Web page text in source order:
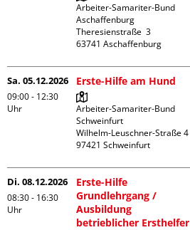
Arbeiter-Samariter-Bund
Aschaffenburg
Theresienstraße  3
Sa. 05.12.2026
09:00 - 12:30
Uhr
Erste-Hilfe am Hund
Arbeiter-Samariter-Bund
Schweinfurt
Wilhelm-Leuschner-Straße 4
Di. 08.12.2026
08:30 - 16:30
Uhr
Erste-Hilfe
Grundlehrgang /
Ausbildung
betrieblicher Ersthelfer